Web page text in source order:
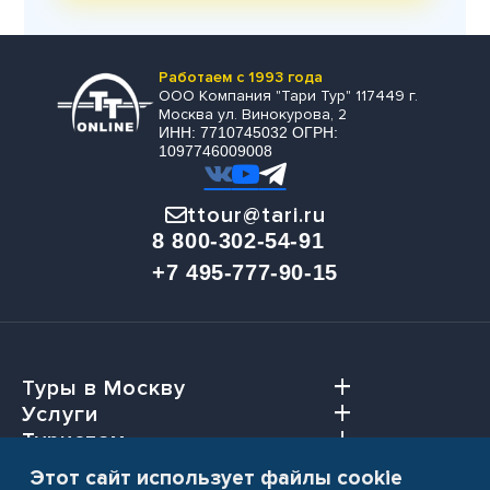
Работаем с 1993 года
ООО Компания "Тари Тур" 117449 г.
Москва ул. Винокурова, 2
ИНН: 7710745032 ОГРН:
1097746009008
ttour@tari.ru
8 800-302-54-91
+7 495-777-90-15
Туры в Москву
Услуги
Туристам
Агентствам
Этот сайт использует файлы cookie